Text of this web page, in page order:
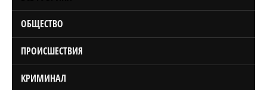
ОБЩЕСТВО
ПРОИСШЕСТВИЯ
КРИМИНАЛ